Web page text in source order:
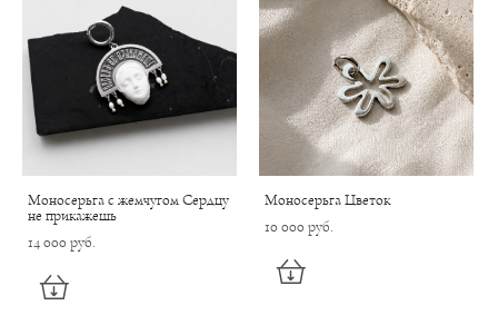
Моносерьга с жемчугом Сердцу
не прикажешь
14 000 pуб.
Моносерьга Цветок
10 000 pуб.